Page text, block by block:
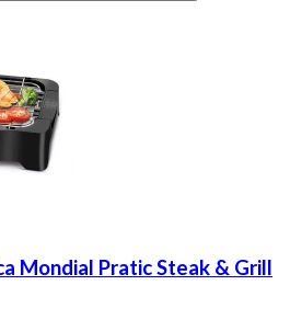
Mondial Pratic Steak & Grill